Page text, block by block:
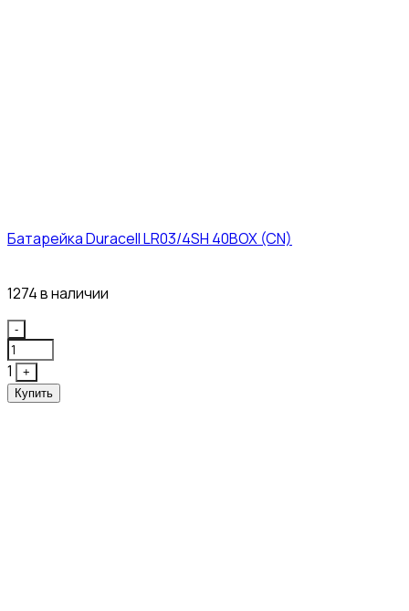
Батарейка Duracell LR03/4SH 40BOX (CN)
1274 в наличии
Quantity
-
1
+
Купить